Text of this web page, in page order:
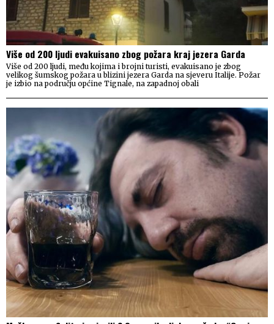
Više od 200 ljudi evakuisano zbog požara kraj jezera Garda
Više od 200 ljudi, među kojima i brojni turisti, evakuisano je zbog
velikog šumskog požara u blizini jezera Garda na sjeveru Italije. Požar
je izbio na području općine Tignale, na zapadnoj obali